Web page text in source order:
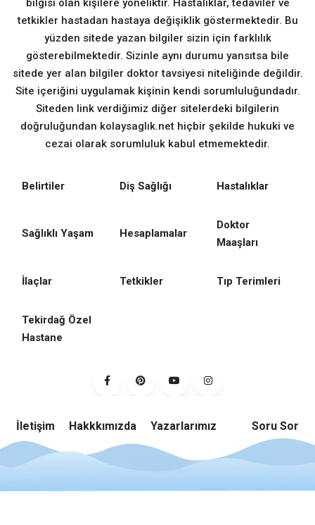
tetkikler hastadan hastaya değişiklik göstermektedir. Bu
yüzden sitede yazan bilgiler sizin için farklılık
gösterebilmektedir. Sizinle aynı durumu yansıtsa bile
sitede yer alan bilgiler doktor tavsiyesi niteliğinde değildir.
Site içeriğini uygulamak kişinin kendi sorumluluğundadır.
Siteden link verdiğimiz diğer sitelerdeki bilgilerin
doğruluğundan kolaysaglık.net hiçbir şekilde hukuki ve
cezai olarak sorumluluk kabul etmemektedir.
Belirtiler Diş Sağlığı Hastalıklar
Sağlıklı Yaşam Hesaplamalar
Doktor
Maaşları
İlaçlar Tetkikler Tıp Terimleri
Tekirdağ Özel
Hastane
İletişim Hakkkımızda Yazarlarımız Soru Sor